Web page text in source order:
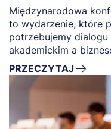
Międzynarodowa
to wydarzenie, które
potrzebujemy
akademickim a
przyszłości.
PRZECZYTAJ